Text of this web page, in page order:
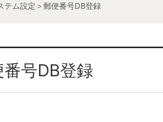
テム設定＞郵便番号DB登録
号DB登録